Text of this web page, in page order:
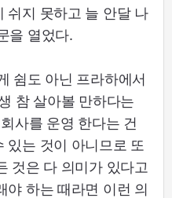
쉬지 못하고 늘 안달 나
을 열었다.
쉼도 아닌 프라하에서
참 살아볼 만하다는
사를 운영 한다는 건
있는 것이 아니므로 또
것은 다 의미가 있다고
야 하는 때라면 이런 의